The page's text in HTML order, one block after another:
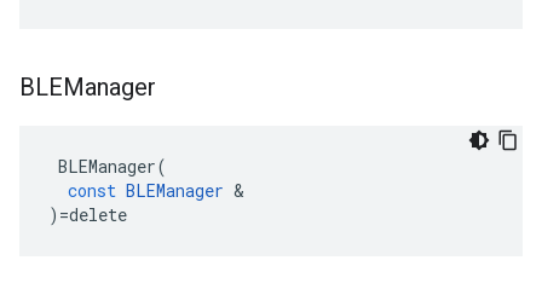
BLEManager
BLEManager(
const BLEManager &
) =delete